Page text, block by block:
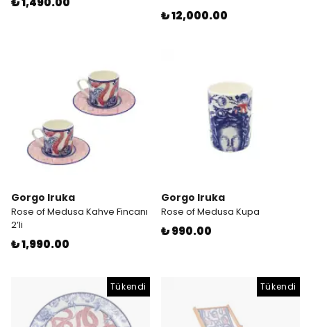
₺ 12,000.00
Gorgo Iruka
Rose of Medusa Kahve Fincanı
2’li
₺ 1,990.00
Gorgo Iruka
Rose of Medusa Kupa
₺ 990.00
Tükendi Tükendi